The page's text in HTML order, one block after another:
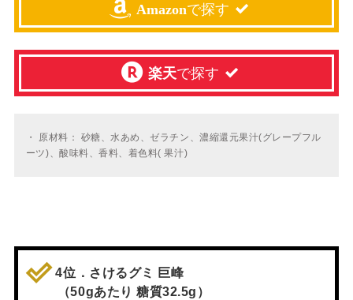
Amazonで探す
楽天で探す
・
原材料： 砂糖、水あめ、ゼラチン、濃縮還元果汁(グレープフル
ーツ)、酸味料、香料、着色料( 果汁)
4位．さけるグミ 巨峰
（50gあたり 糖質32.5g）